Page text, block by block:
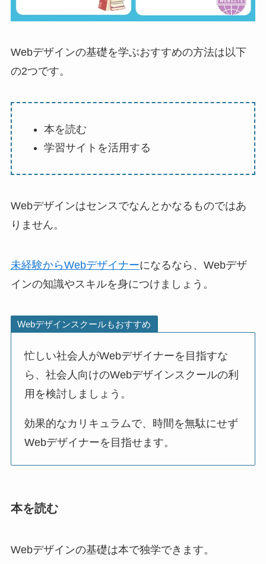
Webデザインの基礎を学ぶおすすめの方法は以下
の2つです。
本を読む
学習サイトを活用する
Webデザインはセンスでなんとかなるものではあ
りません。
未経験からWebデザイナーになるなら、Webデザ
インの知識やスキルを身につけましょう。
Webデザインスクールもおすすめ
忙しい社会人がWebデザイナーを目指すな
ら、社会人向けのWebデザインスクールの利
用を検討しましょう。
効果的なカリキュラムで、時間を無駄にせず
Webデザイナーを目指せます。
本を読む
Webデザインの基礎は本で独学できます。